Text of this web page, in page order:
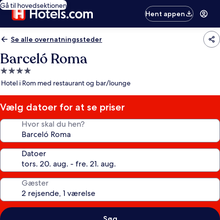
Gå til hovedsektionen
Hent appen
Se alle overnatningssteder
Barceló Roma
4.0-
stjernet
Hotel i Rom med restaurant og bar/lounge
Vælg datoer for at se priser
Hvor skal du hen?
Datoer
Gæster